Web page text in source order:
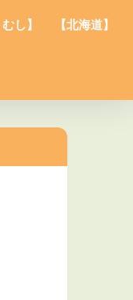
し】 【北海道】